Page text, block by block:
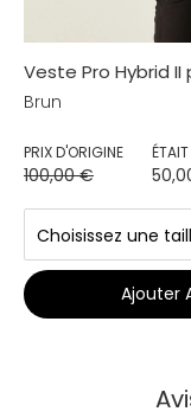
Veste Pro Hybrid
Brun
PRIX D'ORIGINE
100,00 €
ÉTAIT
Ajouter